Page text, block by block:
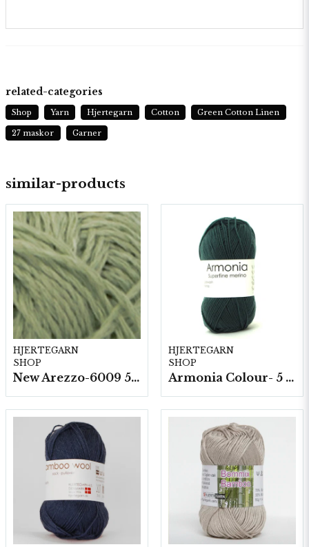
similar-products
HJERTEGARN
SHOP
New Arezzo-6009 50g./nyst. 10 st/fp.
HJERTEGARN
SHOP
Armonia Colour- 5 härv/fp. a100 g.
related-categories
Shop Yarn Hjertegarn Cotton Green Cotton Linen
27 maskor Garner